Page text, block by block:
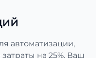
автоматизации,
на 25%. Ваш